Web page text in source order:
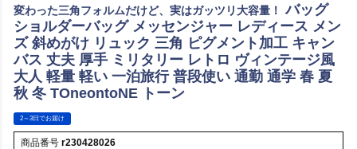
変わった三角フォルムだけど、実はガッツリ大容量！
バッグ
ショルダーバッグ メッセンジャー レディース メン
ズ 斜めがけ リュック 三角 ピグメント加工 キャン
バス 丈夫 厚手 ミリタリー レトロ ヴィンテージ風
大人 軽量 軽い 一泊旅行 普段使い 通勤 通学 春 夏
秋 冬 TOneontoNE トーン
2～3日でお届け
商品番号 r230428026